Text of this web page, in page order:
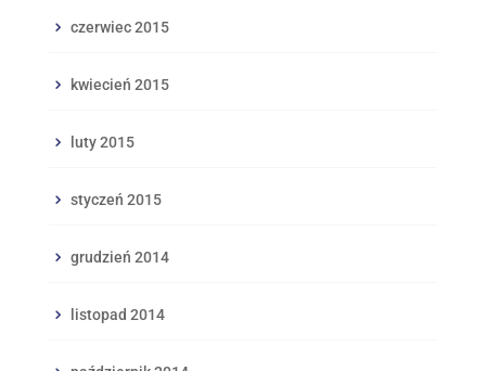
czerwiec 2015
kwiecień 2015
luty 2015
styczeń 2015
grudzień 2014
listopad 2014